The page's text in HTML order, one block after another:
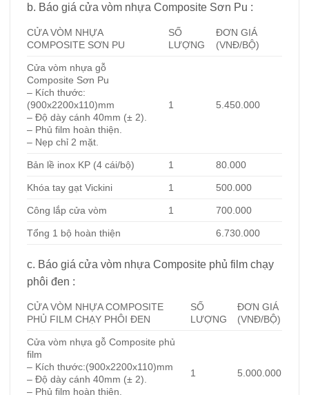
b. Báo giá cửa vòm nhựa Composite Sơn Pu :
CỬA VÒM NHỰA
COMPOSITE SƠN PU
SỐ
LƯỢNG
ĐƠN GIÁ
(VNĐ/BỘ)
Cửa vòm nhựa gỗ
Composite Sơn Pu
– Kích thước:
(900x2200x110)mm
– Độ dày cánh 40mm (± 2).
– Phủ film hoàn thiện.
– Nẹp chỉ 2 mặt.
1 5.450.000
Bản lề inox KP (4 cái/bộ) 1 80.000
Khóa tay gạt Vickini 1 500.000
Công lắp cửa vòm 1 700.000
Tổng 1 bộ hoàn thiện 6.730.000
c. Báo giá cửa vòm nhựa Composite phủ film chạy
phôi đen :
CỬA VÒM NHỰA COMPOSITE
PHỦ FILM CHẠY PHÔI ĐEN
SỐ
LƯỢNG
ĐƠN GIÁ
(VNĐ/BỘ)
Cửa vòm nhựa gỗ Composite phủ
film
– Kích thước:(900x2200x110)mm
– Độ dày cánh 40mm (± 2).
– Phủ film hoàn thiện.
1 5.000.000